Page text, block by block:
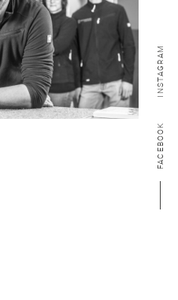
FACEBOOK
INSTAGRAM